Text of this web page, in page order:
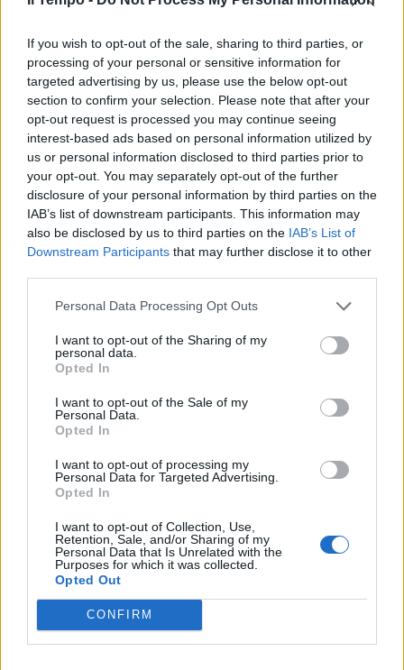
If you wish to opt-out of the sale, sharing to third parties, or
processing of your personal or sensitive information for
targeted advertising by us, please use the below opt-out
section to confirm your selection. Please note that after your
opt-out request is processed you may continue seeing
interest-based ads based on personal information utilized by
us or personal information disclosed to third parties prior to
your opt-out. You may separately opt-out of the further
disclosure of your personal information by third parties on the
IAB’s list of downstream participants. This information may
also be disclosed by us to third parties on the IAB’s List of
Downstream Participants that may further disclose it to other
Personal Data Processing Opt Outs
I want to opt-out of the Sharing of my
personal data.
Opted In
I want to opt-out of the Sale of my
Personal Data.
Opted In
I want to opt-out of processing my
Personal Data for Targeted Advertising.
Opted In
I want to opt-out of Collection, Use,
Retention, Sale, and/or Sharing of my
Personal Data that Is Unrelated with the
Purposes for which it was collected.
Opted Out
CONFIRM